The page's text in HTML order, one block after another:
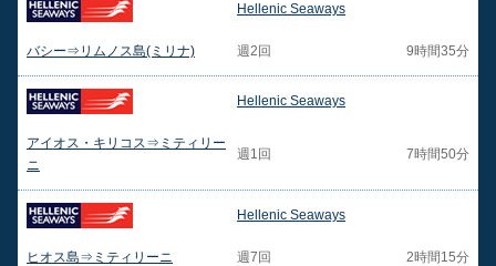
Hellenic Seaways
バシー⇒リムノス島(ミリナ) 週2回 9時間35分
Hellenic Seaways
アイオス・キリコス⇒ミティリー
ニ
週1回 7時間50分
Hellenic Seaways
ヒオス島⇒ミティリーニ 週7回 2時間15分